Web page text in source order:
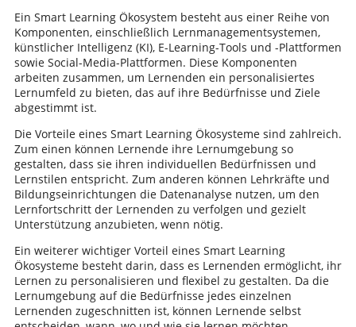
Ein Smart Learning Ökosystem besteht aus einer Reihe von
Komponenten, einschließlich Lernmanagementsystemen,
künstlicher Intelligenz (KI), E-Learning-Tools und -Plattformen
sowie Social-Media-Plattformen. Diese Komponenten
arbeiten zusammen, um Lernenden ein personalisiertes
Lernumfeld zu bieten, das auf ihre Bedürfnisse und Ziele
abgestimmt ist.
Die Vorteile eines Smart Learning Ökosysteme sind zahlreich.
Zum einen können Lernende ihre Lernumgebung so
gestalten, dass sie ihren individuellen Bedürfnissen und
Lernstilen entspricht. Zum anderen können Lehrkräfte und
Bildungseinrichtungen die Datenanalyse nutzen, um den
Lernfortschritt der Lernenden zu verfolgen und gezielt
Unterstützung anzubieten, wenn nötig.
Ein weiterer wichtiger Vorteil eines Smart Learning
Ökosysteme besteht darin, dass es Lernenden ermöglicht, ihr
Lernen zu personalisieren und flexibel zu gestalten. Da die
Lernumgebung auf die Bedürfnisse jedes einzelnen
Lernenden zugeschnitten ist, können Lernende selbst